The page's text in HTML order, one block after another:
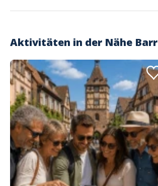
Kundenmeinungen
Aktivitäten in der Nähe Barr